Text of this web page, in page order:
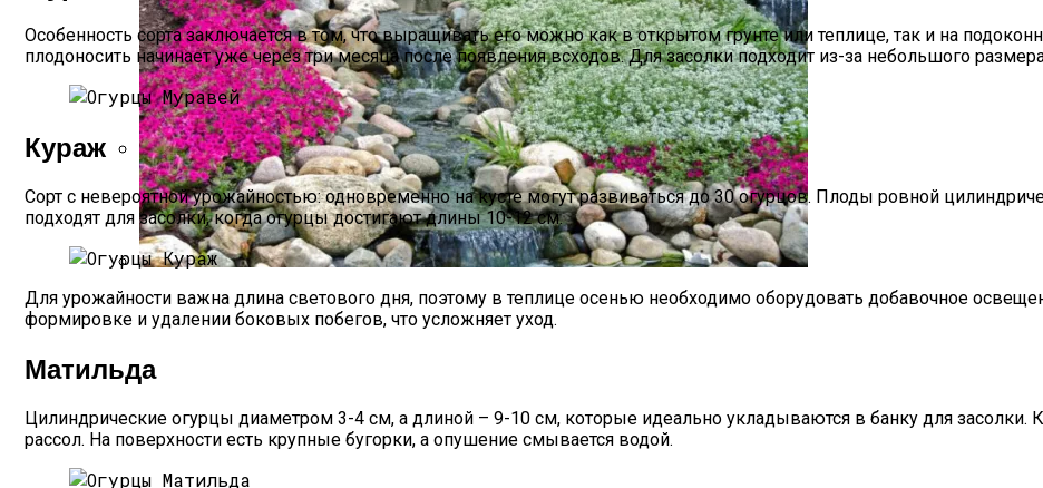
Удобрения Для Перца: Средства, Нормы И Особенности Внесения
Альпийская Горка – Как Сделать Своими Руками Быстро И Просто
Особенность сорта заключается в том, что выращивать его можно как в открытом грунте или теплице, так и на
плодоносить начинает уже через три месяца после появления всходов. Для засолки подходит из-за небольшого
Кураж
Сорт с невероятной урожайностью: одновременно на кусте могут развиваться до 30 огурцов. Плоды ровной
подходят для засолки, когда огурцы достигают длины 10-12 см.
Для урожайности важна длина светового дня, поэтому в теплице осенью необходимо оборудовать добавочное
формировке и удалении боковых побегов, что усложняет уход.
Матильда
Цилиндрические огурцы диаметром 3-4 см, а длиной – 9-10 см, которые идеально укладываются в банку для засолки.
рассол. На поверхности есть крупные бугорки, а опушение смывается водой.